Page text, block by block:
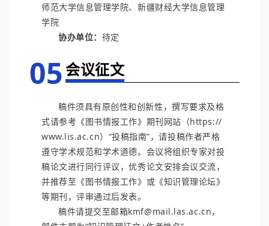
师范大学信息管理学院、 新疆财经大学信息管理
学院
协办单位： 待定
05会议征文
稿件须具有原创性和创新性，撰写要求及格
式请参考《图书情报工作》期刊网站（https://
www.lis.ac.cn）“投稿指南”，请投稿作者严格
遵守学术规范和学术道德。会议将组织专家对投
稿论文进行同行评议，优秀论文安排会议交流，
并推荐至《图书情报工作》或《知识管理论坛》
等期刊，评审通过后发表。
稿件请提交至邮箱kmf@mail.las.ac.cn，